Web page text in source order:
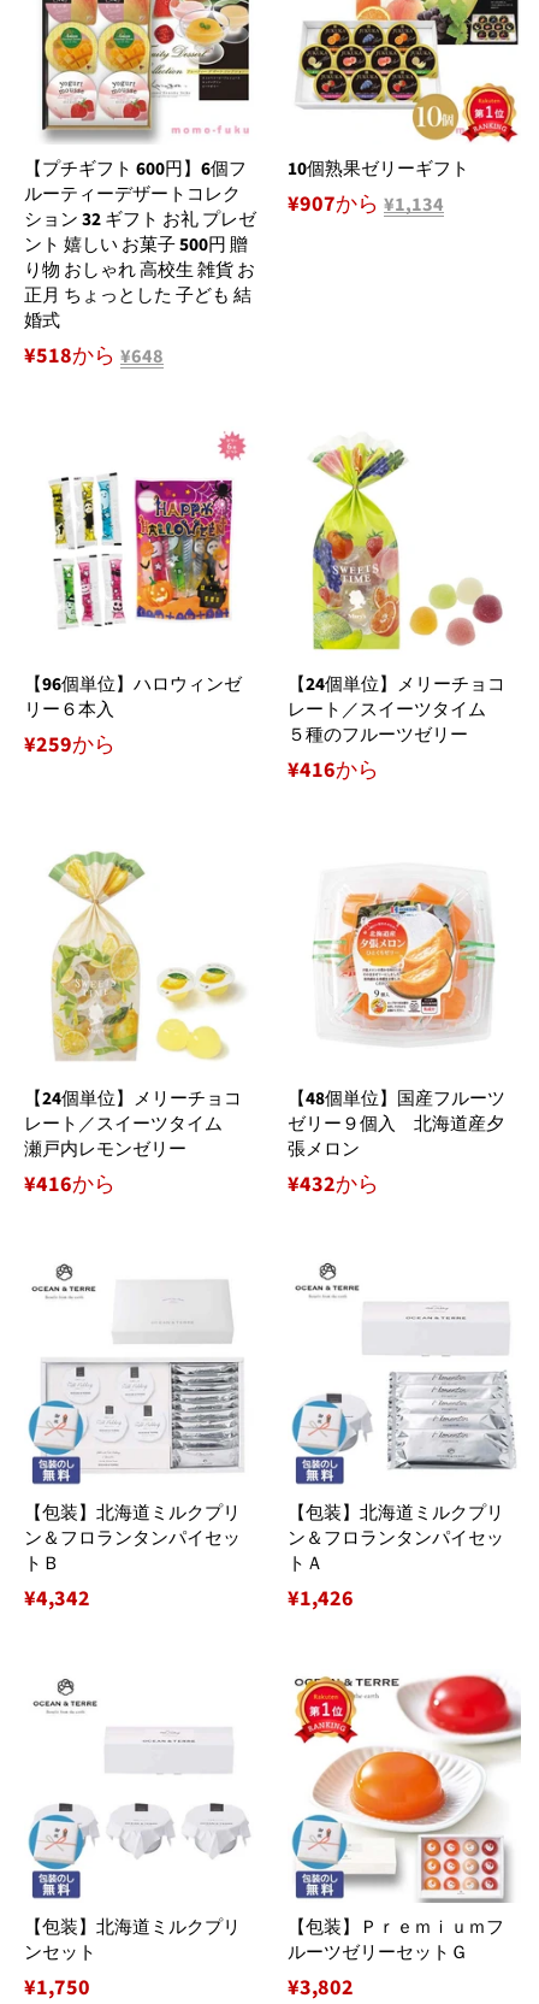
【プチギフト 600円】6個フ
ルーティーデザートコレク
ション 32 ギフト お礼 プレゼ
ント 嬉しい お菓子 500円 贈
り物 おしゃれ 高校生 雑貨 お
正月 ちょっとした 子ども 結
婚式
¥518から ¥648
10個熟果ゼリーギフト
¥907から ¥1,134
【96個単位】ハロウィンゼ
リー６本入
¥259から
【24個単位】メリーチョコ
レート／スイーツタイム
５種のフルーツゼリー
¥416から
【24個単位】メリーチョコ
レート／スイーツタイム
瀬戸内レモンゼリー
¥416から
【48個単位】国産フルーツ
ゼリー９個入 北海道産夕
張メロン
¥432から
【包装】北海道ミルクプリ
ン＆フロランタンパイセッ
トＢ
通
格
¥4,342
【包装】北海道ミルクプリ
ン＆フロランタンパイセッ
トＡ
通
格
¥1,426
【包装】北海道ミルクプリ
ンセット
通
¥1,750
【包装】Ｐｒｅｍｉｕｍフ
ルーツゼリーセットＧ
通
¥3,802